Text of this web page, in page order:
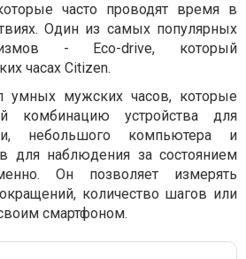
часто проводят время в
Один из самых популярных
- Eco-drive, который
часах Citizen.
умных мужских часов, которые
комбинацию устройства для
небольшого компьютера и
для наблюдения за состоянием
Он позволяет измерять
количество шагов или
смартфоном.